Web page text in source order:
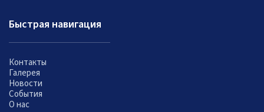
Быстрая навигация
Контакты
Галерея
Новости
События
О нас